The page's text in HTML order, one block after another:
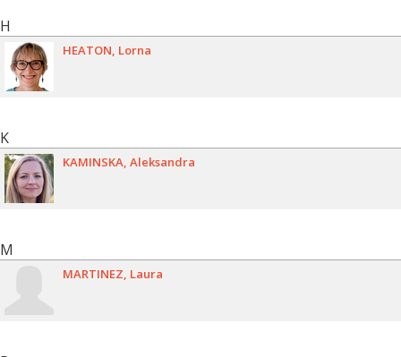
H
HEATON Lorna
K
KAMINSKA Aleksandra
M
MARTINEZ Laura